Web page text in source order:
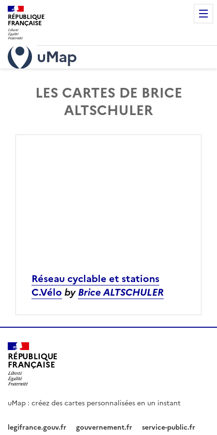
RÉPUBLIQUE
FRANÇAISE
uMap
LES CARTES DE BRICE
ALTSCHULER
Réseau cyclable et stations
C.Vélo byBrice ALTSCHULER
RÉPUBLIQUE
FRANÇAISE
uMap : créez des cartes personnalisées en un instant
legifrance.gouv.fr gouvernement.fr service-public.fr